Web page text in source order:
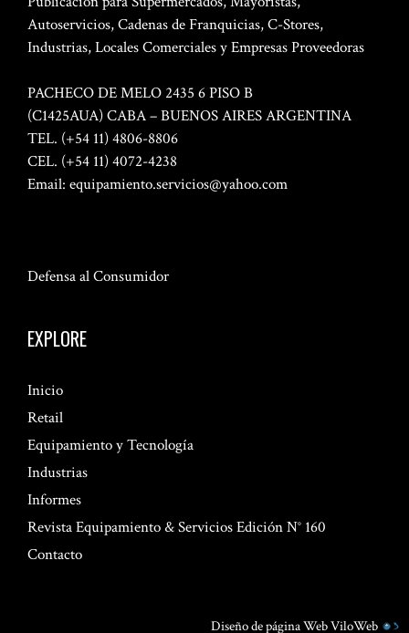
Autoservicios, Cadenas de Franquicias, C-Stores,
Industrias, Locales Comerciales y Empresas Proveedoras
PACHECO DE MELO 2435 6 PISO B
(C1425AUA) CABA – BUENOS AIRES ARGENTINA
TEL. (+54 11) 4806-8806
CEL. (+54 11) 4072-4238
Email: equipamiento.servicios@yahoo.com
Defensa al Consumidor
EXPLORE
Inicio
Retail
Equipamiento y Tecnología
Industrias
Informes
Revista Equipamiento & Servicios Edición N° 160
Contacto
Diseño de página WebViloWeb